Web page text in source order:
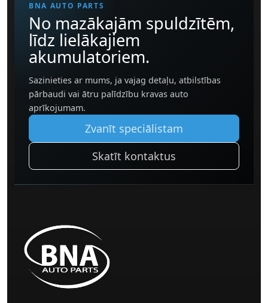
BNA AUTO PARTS
No mazākajām spuldzītēm,
līdz lielākajiem
akumulatoriem.
Sazinieties ar mums, ja vajag detaļu, atbilstības
pārbaudi vai ātru palīdzību kravas auto
aprīkojumam.
Zvanīt speciālistam
Skatīt kontaktus